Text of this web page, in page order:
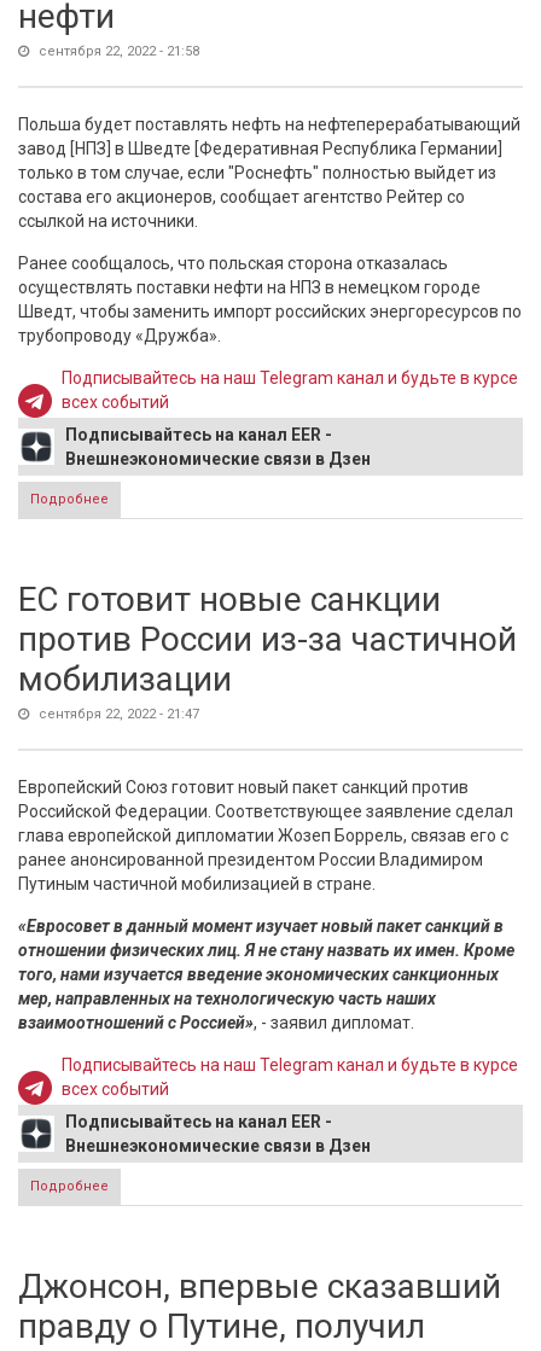
нефти
сентября 22, 2022 - 21:58
Польша будет поставлять нефть на нефтеперерабатывающий
завод [НПЗ] в Шведте [Федеративная Республика Германии]
только в том случае, если "Роснефть" полностью выйдет из
состава его акционеров, сообщает агентство Рейтер со
ссылкой на источники.
Ранее сообщалось, что польская сторона отказалась
осуществлять поставки нефти на НПЗ в немецком городе
Шведт, чтобы заменить импорт российских энергоресурсов по
трубопроводу «Дружба».
Подписывайтесь на наш Telegram канал и будьте в курсе
всех событий
Подписывайтесь на канал EER -
Внешнеэкономические связи в Дзен
Подробнее
нефти
ЕС готовит новые санкции
против России из-за частичной
мобилизации
сентября 22, 2022 - 21:47
Европейский Союз готовит новый пакет санкций против
Российской Федерации. Соответствующее заявление сделал
глава европейской дипломатии Жозеп Боррель, связав его с
ранее анонсированной президентом России Владимиром
Путиным частичной мобилизацией в стране.
«Евросовет в данный момент изучает новый пакет санкций в
отношении физических лиц. Я не стану назвать их имен. Кроме
того, нами изучается введение экономических санкционных
мер, направленных на технологическую часть наших
взаимоотношений с Россией», - заявил дипломат.
Подписывайтесь на наш Telegram канал и будьте в курсе
всех событий
Подписывайтесь на канал EER -
Внешнеэкономические связи в Дзен
Подробнее
частичной мобилизации
Джонсон, впервые сказавший
правду о Путине, получил